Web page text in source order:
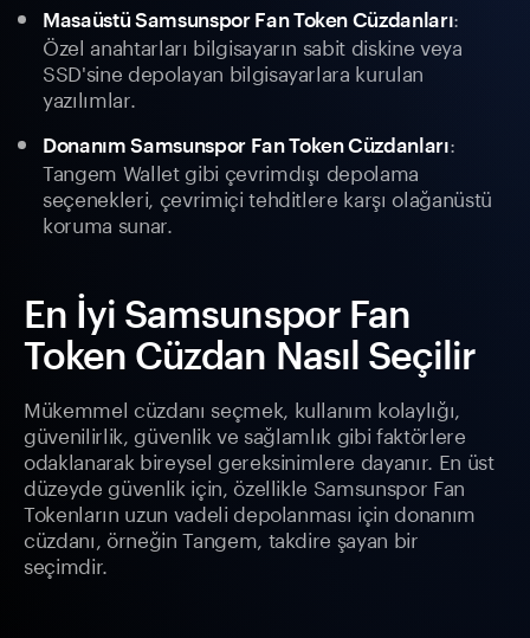
Masaüstü Samsunspor Fan Token Cüzdanları:
Özel anahtarları bilgisayarın sabit diskine veya
SSD'sine depolayan bilgisayarlara kurulan
yazılımlar.
Donanım Samsunspor Fan Token Cüzdanları:
Tangem Wallet gibi çevrimdışı depolama
seçenekleri, çevrimiçi tehditlere karşı olağanüstü
koruma sunar.
En İyi Samsunspor Fan
Token Cüzdan Nasıl Seçilir
Mükemmel cüzdanı seçmek, kullanım kolaylığı,
güvenilirlik, güvenlik ve sağlamlık gibi faktörlere
odaklanarak bireysel gereksinimlere dayanır. En üst
düzeyde güvenlik için, özellikle Samsunspor Fan
Tokenların uzun vadeli depolanması için donanım
cüzdanı, örneğin Tangem, takdire şayan bir
seçimdir.